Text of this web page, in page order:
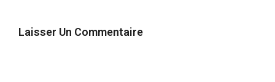
Laisser Un Commentaire